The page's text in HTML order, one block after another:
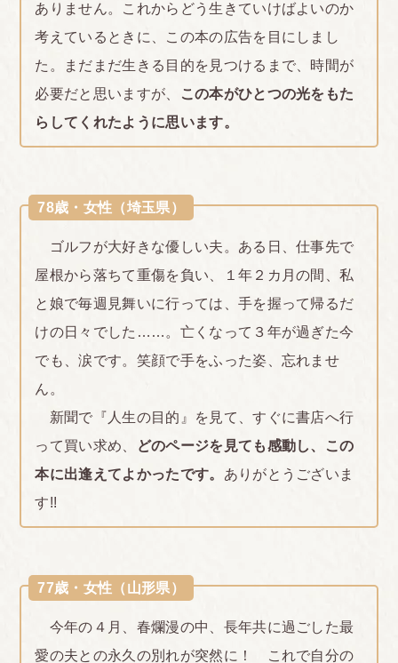
ありません。これからどう生きていけばよいのか
考えているときに、この本の広告を目にしまし
た。まだまだ生きる目的を見つけるまで、時間が
必要だと思いますが、
この本がひとつの光をもた
らしてくれたように思います。
78歳・女性（埼玉県）
ゴルフが大好きな優しい夫。ある日、仕事先で
屋根から落ちて重傷を負い、１年２カ月の間、私
と娘で毎週見舞いに行っては、手を握って帰るだ
けの日々でした……。亡くなって３年が過ぎた今
でも、涙です。笑顔で手をふった姿、忘れませ
ん。
新聞で『人生の目的』を見て、すぐに書店へ行
って買い求め、
どのページを見ても感動し、この
本に出逢えてよかったです。 ありがとうございま
す!!
77歳・女性（山形県）
今年の４月、春爛漫の中、長年共に過ごした最
愛の夫との永久の別れが突然に！ これで自分の